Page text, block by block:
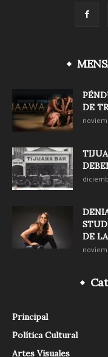
DE
DE
Principal
Política Cultural
Artes Visuales